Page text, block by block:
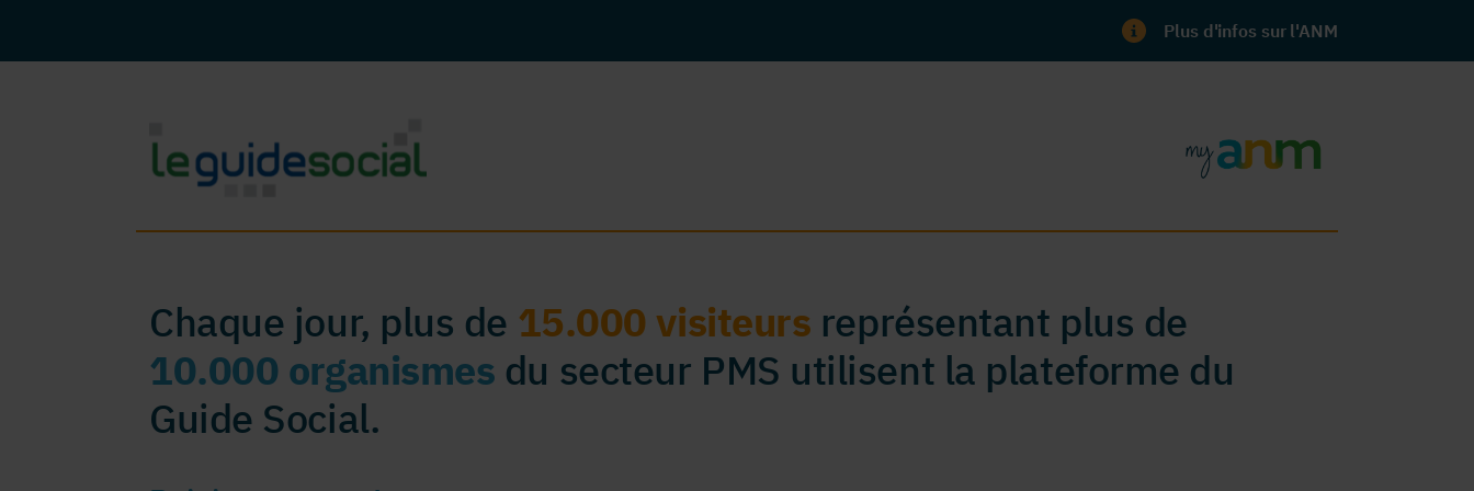
Plus d'infos sur l'ANM
Chaque jour, plus de 15.000 visiteurs représentant plus de
10.000 organismes du secteur PMS utilisent la plateforme du
Guide Social.